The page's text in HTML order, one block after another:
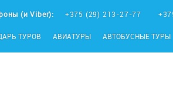
(и Viber): +375 (29) 213-27-77
ТУРОВ АВИАТУРЫ АВТОБУСНЫЕ ТУРЫ